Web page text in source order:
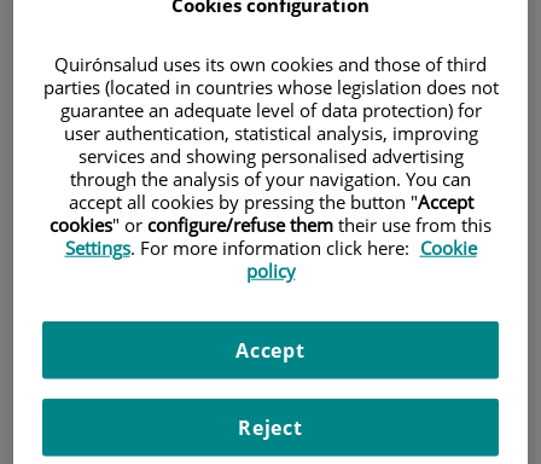
Con la llegada del verano y de las
vacaciones los niños y niñas realizan
diferentes actividades no tan habituales
el resto del año. Los adultos debemos
supervisarlas en todo momento para
evitar accidentes.
infantiles en verano.
Quirónsalud uses its own cookies and those of third
parties (located in countries whose legislation does not
guarantee an adequate level of data protection) for
user authentication, statistical analysis, improving
services and showing personalised advertising
through the analysis of your navigation. You can
accept all cookies by pressing the button "Accept
cookies" or configure/refuse them their use from this
Settings. For more information click here: Cookie
policy
Reject
Accept